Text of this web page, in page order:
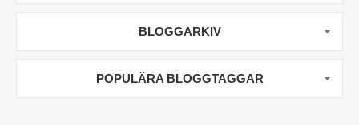
BLOGGARKIV
POPULÄRA BLOGGTAGGAR